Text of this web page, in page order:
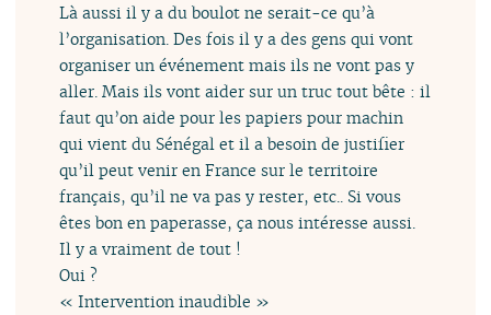
Là aussi il y a du boulot ne serait-ce qu’à
l’organisation. Des fois il y a des gens qui vont
organiser un événement mais ils ne vont pas y
aller. Mais ils vont aider sur un truc tout bête : il
faut qu’on aide pour les papiers pour machin
qui vient du Sénégal et il a besoin de justifier
qu’il peut venir en France sur le territoire
français, qu’il ne va pas y rester, etc.. Si vous
êtes bon en paperasse, ça nous intéresse aussi.
Il y a vraiment de tout !
Oui ?
« Intervention inaudible »